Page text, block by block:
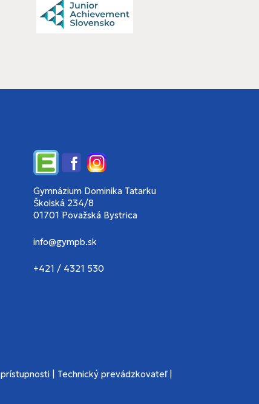
EdupageFacebookInstagram
Gymnázium Dominika Tatarku
Školská 234/8
01701 Považská Bystrica
info@gympb.sk
+421 / 4321 530
| Technický prevádzkovateľ|